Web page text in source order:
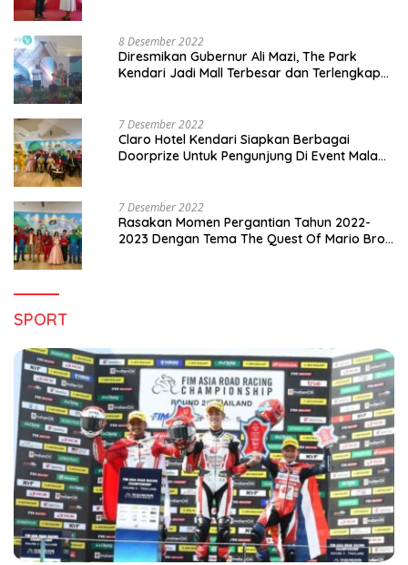
8 Desember 2022
Diresmikan Gubernur Ali Mazi, The Park
Kendari Jadi Mall Terbesar dan Terlengkap
7 Desember 2022
Claro Hotel Kendari Siapkan Berbagai
Doorprize Untuk Pengunjung Di Event Malam
7 Desember 2022
Rasakan Momen Pergantian Tahun 2022-
2023 Dengan Tema The Quest Of Mario Bros
SPORT